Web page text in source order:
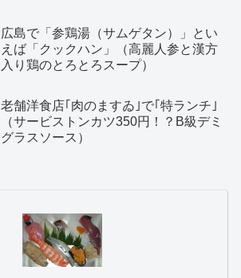
広島で「参鶏湯（サムゲタン）」とい
えば「クックハン」（高麗人参と漢方
入り鶏のとろとろスープ）
老舗洋食店｢肉のますゐ｣で｢特ランチ｣
（サービストンカツ350円！？B級デミ
グラスソース）